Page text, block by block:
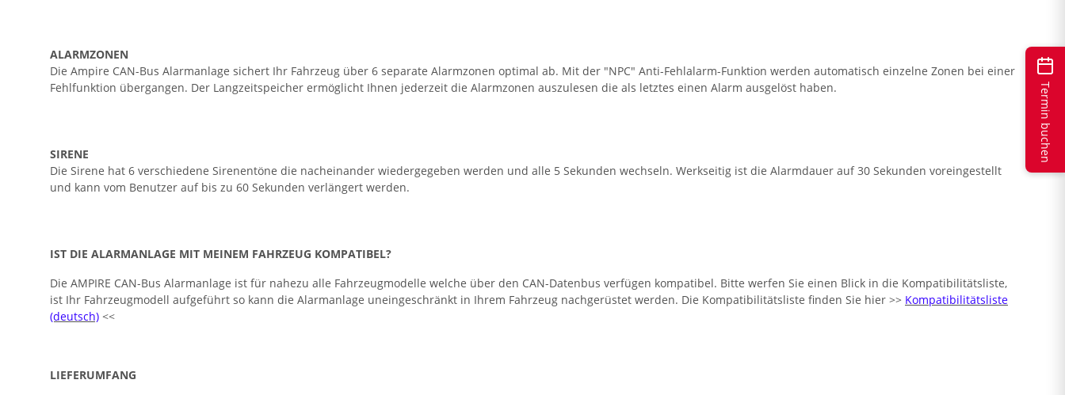
ALARMZONEN
Die Ampire CAN-Bus Alarmanlage sichert Ihr Fahrzeug über 6 separate Alarmzonen optimal ab. Mit der "NPC" Anti-Fehlalarm-Funktion werden automatisch einzelne Zonen bei einer
Fehlfunktion übergangen. Der Langzeitspeicher ermöglicht Ihnen jederzeit die Alarmzonen auszulesen die als letztes einen Alarm ausgelöst haben.
SIRENE
Die Sirene hat 6 verschiedene Sirenentöne die nacheinander wiedergegeben werden und alle 5 Sekunden wechseln. Werkseitig ist die Alarmdauer auf 30 Sekunden voreingestellt
und kann vom Benutzer auf bis zu 60 Sekunden verlängert werden.
IST DIE ALARMANLAGE MIT MEINEM FAHRZEUG KOMPATIBEL?
Die AMPIRE CAN-Bus Alarmanlage ist für nahezu alle Fahrzeugmodelle welche über den CAN-Datenbus verfügen kompatibel. Bitte werfen Sie einen Blick in die Kompatibilitätsliste,
ist Ihr Fahrzeugmodell aufgeführt so kann die Alarmanlage uneingeschränkt in Ihrem Fahrzeug nachgerüstet werden. Die Kompatibilitätsliste finden Sie hier >> Kompatibilitätsliste
(deutsch) <<
LIEFERUMFANG
Termin buchen